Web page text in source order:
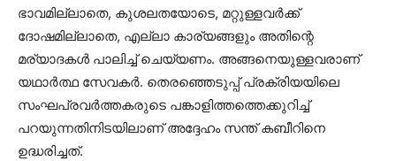
ഭാവമില്ലാതെ, കുശലതയോടെ, മറ്റുള്ളവര്‍ക്ക്
ദോഷമില്ലാതെ, എല്ലാ കാര്യങ്ങളും അതിന്റെ
മര്യാദകള്‍ പാലിച്ച് ചെയ്യണം. അങ്ങനെയുള്ളവരാണ്
യഥാര്‍ത്ഥ സേവകര്‍. തെരഞ്ഞെടുപ്പ് പ്രക്രിയയിലെ
സംഘപ്രവര്‍ത്തകരുടെ പങ്കാളിത്തത്തെക്കുറിച്ച്
പറയുന്നതിനിടയിലാണ് അദ്ദേഹം സന്ത് കബീറിനെ
ഉദ്ധരിച്ചത്.